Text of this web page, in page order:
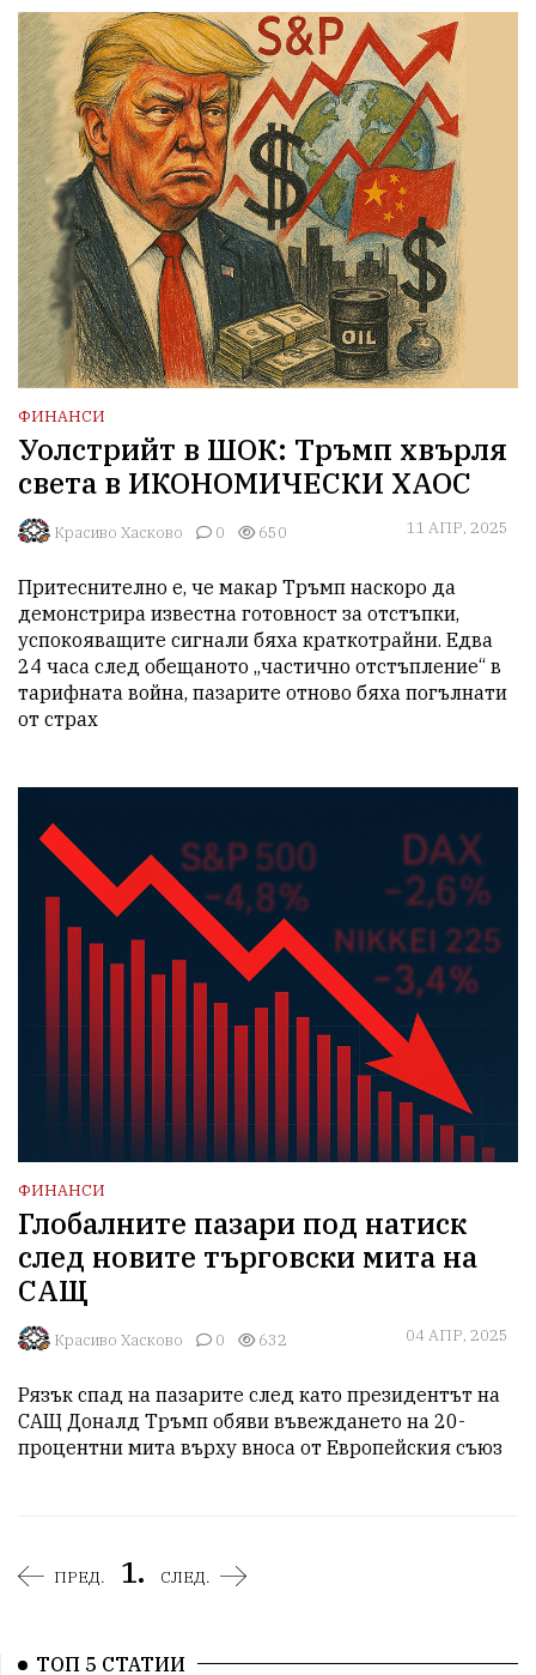
ФИНАНСИ
Уолстрийт в ШОК: Тръмп хвърля
света в ИКОНОМИЧЕСКИ ХАОС
Красиво Хасково 0 650 11 АПР, 2025
Притеснително е, че макар Тръмп наскоро да
демонстрира известна готовност за отстъпки,
успокояващите сигнали бяха краткотрайни. Едва
24 часа след обещаното „частично отстъпление“ в
тарифната война, пазарите отново бяха погълнати
от страх
ФИНАНСИ
Глобалните пазари под натиск
след новите търговски мита на
САЩ
Красиво Хасково 0 632 04 АПР, 2025
Рязък спад на пазарите след като президентът на
САЩ Доналд Тръмп обяви въвеждането на 20-
процентни мита върху вноса от Европейския съюз
ПРЕД. 1. СЛЕД.
ТОП 5 СТАТИИ